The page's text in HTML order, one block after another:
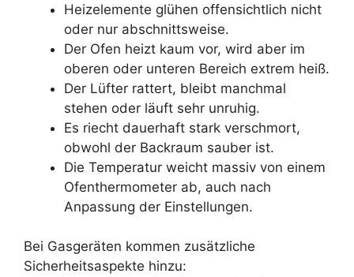
Heizelemente glühen offensichtlich nicht
oder nur abschnittsweise.
Der Ofen heizt kaum vor, wird aber im
oberen oder unteren Bereich extrem heiß.
Der Lüfter rattert, bleibt manchmal
stehen oder läuft sehr unruhig.
Es riecht dauerhaft stark verschmort,
obwohl der Backraum sauber ist.
Die Temperatur weicht massiv von einem
Ofenthermometer ab, auch nach
Anpassung der Einstellungen.
Bei Gasgeräten kommen zusätzliche
Sicherheitsaspekte hinzu: